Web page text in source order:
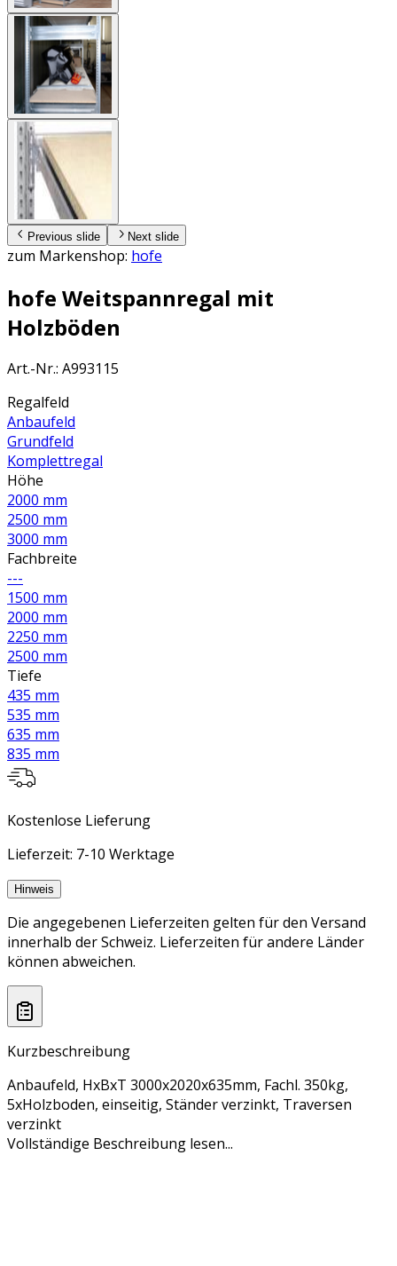
Previous slide Next slide
zum Markenshop: hofe
hofe Weitspannregal mit
Holzböden
Art.-Nr.: A993115
Regalfeld
Anbaufeld
Grundfeld
Komplettregal
Höhe
2000 mm
2500 mm
3000 mm
Fachbreite
---
1500 mm
2000 mm
2250 mm
2500 mm
Tiefe
435 mm
535 mm
635 mm
835 mm
Kostenlose Lieferung
Lieferzeit: 7-10 Werktage
Hinweis
Die angegebenen Lieferzeiten gelten für den Versand
innerhalb der Schweiz. Lieferzeiten für andere Länder
können abweichen.
Kurzbeschreibung
Anbaufeld, HxBxT 3000x2020x635mm, Fachl. 350kg,
5xHolzboden, einseitig, Ständer verzinkt, Traversen
verzinkt
Vollständige Beschreibung lesen...